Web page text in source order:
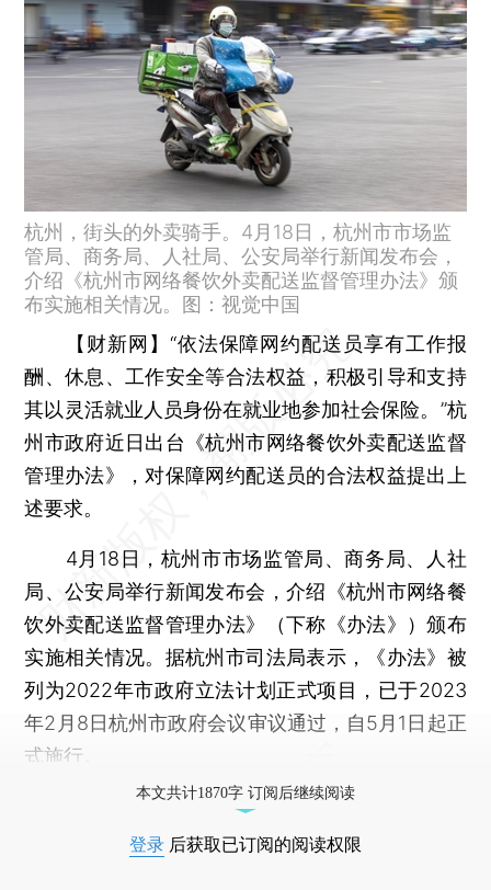
杭州，街头的外卖骑手。4月18日，杭州市市场监
管局、商务局、人社局、公安局举行新闻发布会，
介绍《杭州市网络餐饮外卖配送监督管理办法》颁
布实施相关情况。图：视觉中国
【财新网】 “依法保障网约配送员享有工作报
酬、休息、工作安全等合法权益，积极引导和支持
其以灵活就业人员身份在就业地参加社会保险。”杭
州市政府近日出台《杭州市网络餐饮外卖配送监督
管理办法》，对保障网约配送员的合法权益提出上
述要求。
4月18日，杭州市市场监管局、商务局、人社
局、公安局举行新闻发布会，介绍《杭州市网络餐
饮外卖配送监督管理办法》（下称《办法》）颁布
实施相关情况。据杭州市司法局表示，《办法》被
列为2022年市政府立法计划正式项目，已于2023
年2月8日杭州市政府会议审议通过，自5月1日起正
式施行。
本文共计1870字 订阅后继续阅读
登录 后获取已订阅的阅读权限